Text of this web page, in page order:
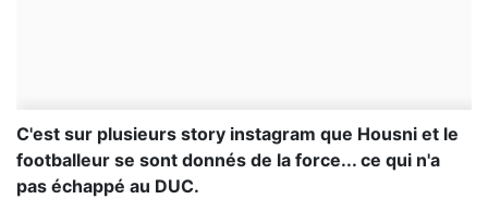
C'est sur plusieurs story instagram que Housni et le
footballeur se sont donnés de la force... ce qui n'a
pas échappé au DUC.